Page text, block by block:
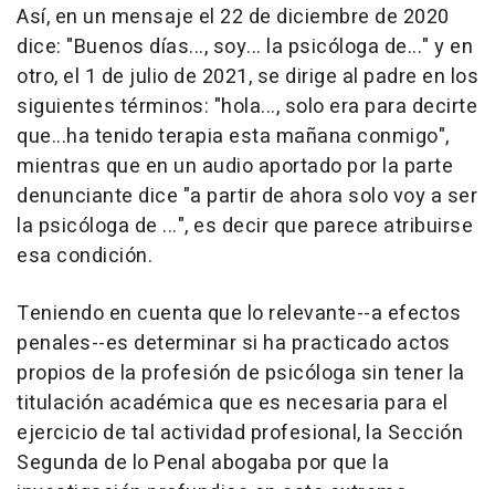
Así, en un mensaje el 22 de diciembre de 2020
dice: "Buenos días..., soy... la psicóloga de..." y en
otro, el 1 de julio de 2021, se dirige al padre en los
siguientes términos: "hola..., solo era para decirte
que...ha tenido terapia esta mañana conmigo",
mientras que en un audio aportado por la parte
denunciante dice "a partir de ahora solo voy a ser
la psicóloga de ...", es decir que parece atribuirse
esa condición.
Teniendo en cuenta que lo relevante--a efectos
penales--es determinar si ha practicado actos
propios de la profesión de psicóloga sin tener la
titulación académica que es necesaria para el
ejercicio de tal actividad profesional, la Sección
Segunda de lo Penal abogaba por que la